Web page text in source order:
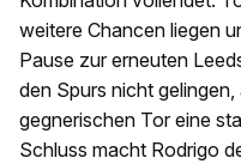
weitere Chancen liegen
Pause zur erneuten
den Spurs nicht
gegnerischen Tor eine
Schluss macht Rodrigo